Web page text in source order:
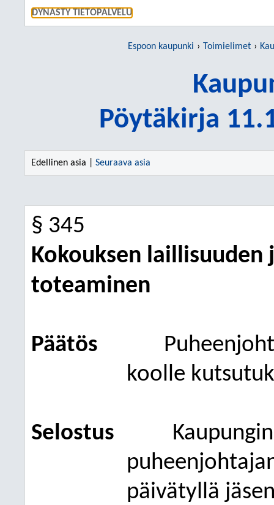
DYNASTY TIETOPALVELU
Espoon kaupunki Toimielimet
Pöytäkirja
Edellinen asia | Seuraava asia
§ 345
Kokouksen laillisuuden
toteaminen
Päätös
koolle
Selostus
päivätyllä